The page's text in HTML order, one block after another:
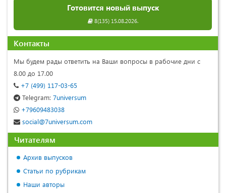
Готовится новый выпуск
8(135) 15.08.2026.
Контакты
Мы будем рады ответить на Ваши вопросы в рабочие дни с
8.00 до 17.00
+7 (499) 117-03-65
Telegram: 7universum
+79609483038
social@7universum.com
Читателям
Архив выпусков
Статьи по рубрикам
Наши авторы